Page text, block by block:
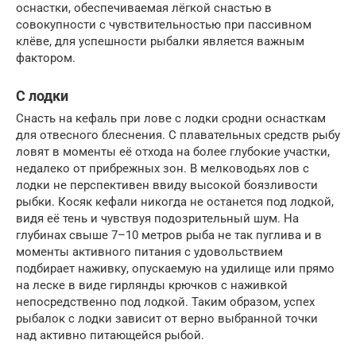
оснастки, обеспечиваемая лёгкой снастью в
совокупности с чувствительностью при пассивном
клёве, для успешности рыбалки является важным
фактором.
С лодки
Снасть на кефаль при лове с лодки сродни оснасткам
для отвесного блеснения. С плавательных средств рыбу
ловят в моменты её отхода на более глубокие участки,
недалеко от прибрежных зон. В мелководьях лов с
лодки не перспективен ввиду высокой боязливости
рыбки. Косяк кефали никогда не останется под лодкой,
видя её тень и чувствуя подозрительный шум. На
глубинах свыше 7–10 метров рыба не так пуглива и в
моменты активного питания с удовольствием
подбирает наживку, опускаемую на удилище или прямо
на леске в виде гирлянды крючков с наживкой
непосредственно под лодкой. Таким образом, успех
рыбалок с лодки зависит от верно выбранной точки
над активно питающейся рыбой.